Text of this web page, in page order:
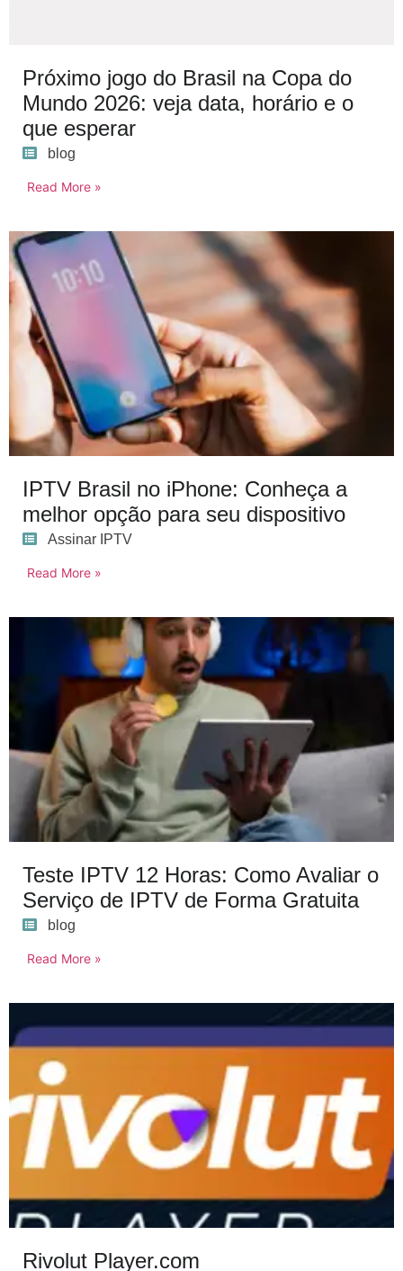
Próximo jogo do Brasil na Copa do
Mundo 2026: veja data, horário e o
que esperar
blog
Read More »
IPTV Brasil no iPhone: Conheça a
melhor opção para seu dispositivo
Assinar IPTV
Read More »
Teste IPTV 12 Horas: Como Avaliar o
Serviço de IPTV de Forma Gratuita
blog
Read More »
Rivolut Player.com